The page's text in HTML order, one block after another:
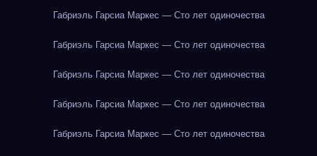
Габриэль Гарсиа Маркес — Сто лет одиночества
Габриэль Гарсиа Маркес — Сто лет одиночества
Габриэль Гарсиа Маркес — Сто лет одиночества
Габриэль Гарсиа Маркес — Сто лет одиночества
Габриэль Гарсиа Маркес — Сто лет одиночества